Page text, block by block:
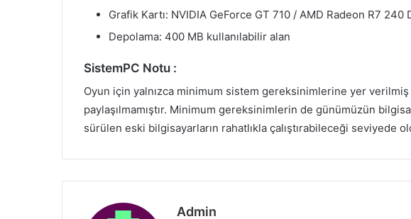
Grafik Kartı: NVIDIA GeForce GT 710 / AMD Radeon R7
Depolama: 400 MB kullanılabilir alan
SistemPC Notu :
Oyun için yalnızca minimum sistem gereksinimlerine yer
paylaşılmamıştır. Minimum gereksinimlerin de günümüzün
sürülen eski bilgisayarların rahatlıkla çalıştırabileceği seviyede
Admin